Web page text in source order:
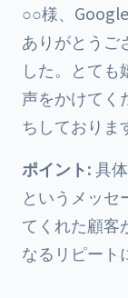
○○様、
ありがとうご
した。とて
声をかけてく
ちしておりま
ポイント:具
というメッセ
てくれた顧客
なるリピート